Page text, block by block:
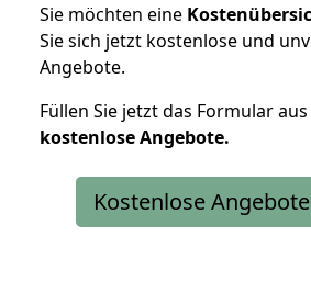
Sie möchten eine
Sie sich jetzt kostenlose und
Angebote.
Füllen Sie jetzt das Formular
kostenloseAngebote.
Kostenlose